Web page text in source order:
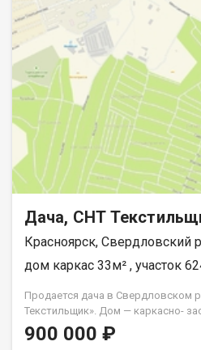
Дача, СНТ
Красноярск, Свердловский
дом каркас 33м² , участок
Продается дача в Свердловском
Текстильщик». Дом — каркасно-
Одноэтажный. Печь - кирпичная.
водопровод. Участок — 6,24 сот.
900 000 ₽